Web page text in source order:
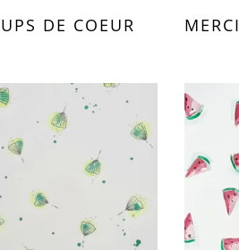
DE COEUR MERCI